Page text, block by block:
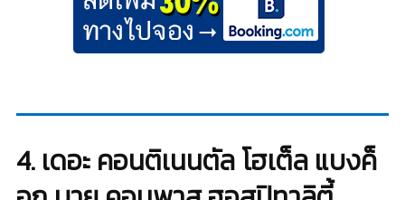
4. เดอะ คอนติเนนตัล โฮเต็ล แบงค็